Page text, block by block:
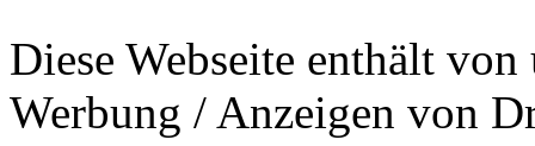
Diese Webseite enthält
Werbung / Anzeigen von